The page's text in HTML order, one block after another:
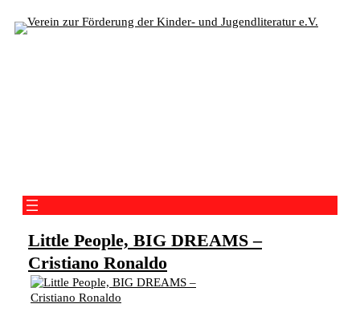
Inhalt
Little People, BIG DREAMS –
Cristiano Ronaldo